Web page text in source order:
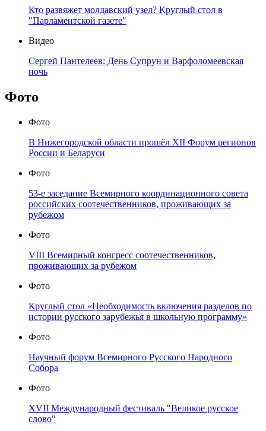
Кто развяжет молдавский узел? Круглый стол в
"Парламентской газете"
Видео
Сергей Пантелеев: День Супрун и Варфоломеевская
ночь
Фото
Фото
В Нижегородской области прошёл XII Форум регионов
России и Беларуси
Фото
53-е заседание Всемирного координационного совета
российских соотечественников, проживающих за
рубежом
Фото
VIII Всемирный конгресс соотечественников,
проживающих за рубежом
Фото
Круглый стол «Необходимость включения разделов по
истории русского зарубежья в школьную программу»
Фото
Научный форум Всемирного Русского Народного
Собора
Фото
XVII Международный фестиваль "Великое русское
слово"